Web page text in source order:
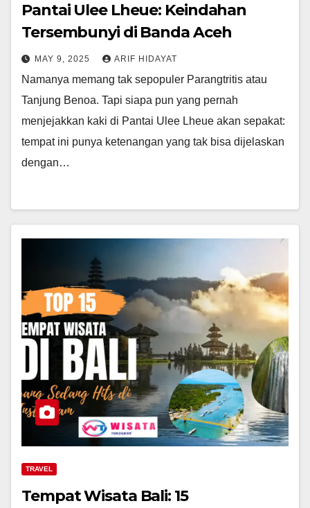
Pantai Ulee Lheue: Keindahan
Tersembunyi di Banda Aceh
MAY 9, 2025 ARIF HIDAYAT
Namanya memang tak sepopuler Parangtritis atau
Tanjung Benoa. Tapi siapa pun yang pernah
menjejakkan kaki di Pantai Ulee Lheue akan sepakat:
tempat ini punya ketenangan yang tak bisa dijelaskan
dengan…
TRAVEL
Tempat Wisata Bali: 15